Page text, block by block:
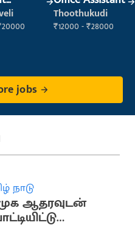
Thoothukudi
₹12000 - ₹28000
jobs
நாடு
ஆதரவுடன்